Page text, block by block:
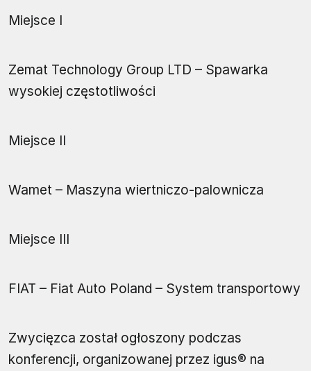
Miejsce I
Zemat Technology Group LTD – Spawarka
wysokiej częstotliwości
Miejsce II
Wamet – Maszyna wiertniczo-palownicza
Miejsce III
FIAT – Fiat Auto Poland – System transportowy
Zwycięzca został ogłoszony podczas
konferencji, organizowanej przez igus® na